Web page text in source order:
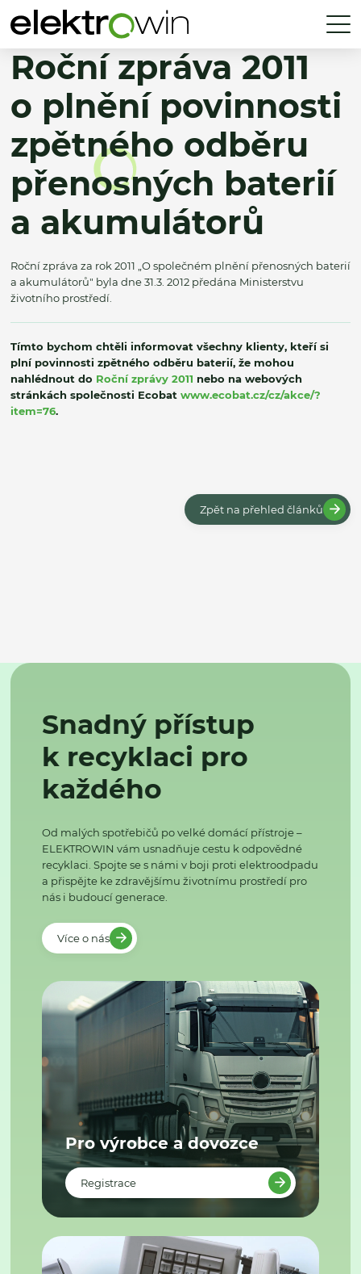
Roční zpráva 2011
o plnění povinnosti
zpětného odběru
přenosných baterií
a akumulátorů
Roční zpráva za rok 2011 „O společném plnění přenosných baterií
a akumulátorů" byla dne 31.3. 2012 předána Ministerstvu
životního prostředí.
Tímto bychom chtěli informovat všechny klienty, kteří si
plní povinnosti zpětného odběru baterií, že mohou
nahlédnout do Roční zprávy 2011 nebo na webových
stránkách společnosti Ecobat www.ecobat.cz/cz/akce/?
item=76.
Zpět na přehled článků
Snadný přístup
k recyklaci pro
každého
Od malých spotřebičů po velké domácí přístroje –
ELEKTROWIN vám usnadňuje cestu k odpovědné
recyklaci. Spojte se s námi v boji proti elektroodpadu
a přispějte ke zdravějšímu životnímu prostředí pro
nás i budoucí generace.
Více o nás
Pro výrobce a dovozce
Registrace